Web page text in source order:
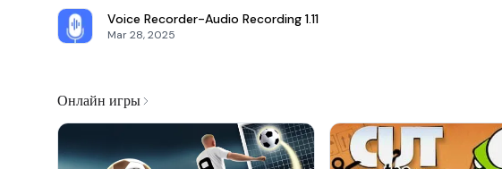
Voice Recorder-Audio Recording 1.11
Mar 28, 2025
Онлайн игры